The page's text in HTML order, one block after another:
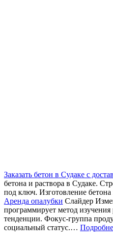
Заказать бетон в Судаке с
бетона и раствора в Судаке.
под ключ. Изготовление
Аренда опалубки Слайдер
программирует метод
тенденции. Фокус-группа
социальный статус.…